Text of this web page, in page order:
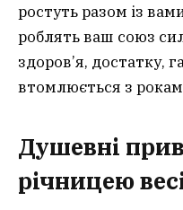
ростуть разом із
роблять ваш союз
здоров’я, достатку,
втомлюється з
Душевні
річницею